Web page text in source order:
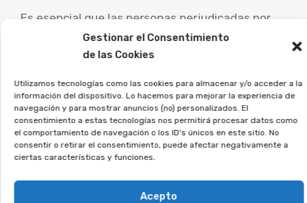
Gestionar el Consentimiento
de las Cookies
Utilizamos tecnologías como las cookies para almacenar y/o acceder a la
información del dispositivo. Lo hacemos para mejorar la experiencia de
navegación y para mostrar anuncios (no) personalizados. El
consentimiento a estas tecnologías nos permitirá procesar datos como
el comportamiento de navegación o los ID's únicos en este sitio. No
consentir o retirar el consentimiento, puede afectar negativamente a
ciertas características y funciones.
Acepto
Es esencial que las personas perjudicadas por
este tipo de acuerdos busquen consejo de
abogados especialistas para examinar su caso
demanda.
Desde la Asociación Afeban
asesoramos a quienes
firmaron este tipo de contratos
a recuperar su dinero.